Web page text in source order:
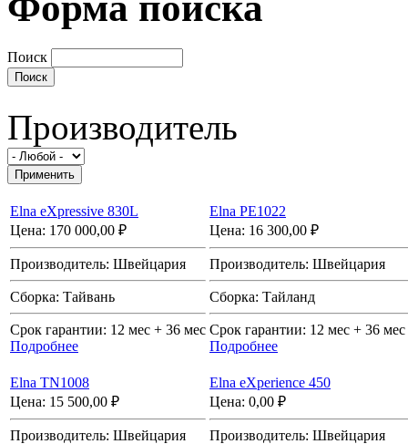
Поиск
Производитель
Elna eXpressive 830L
Цена: 170 000,00 ₽
Производитель: Швейцария
Сборка: Тайвань
Срок гарантии: 12 мес + 36 мес
Подробнее
Elna PE1022
Цена: 16 300,00 ₽
Производитель: Швейцария
Сборка: Тайланд
Срок гарантии: 12 мес + 36 мес
Подробнее
Elna TN1008
Цена: 15 500,00 ₽
Производитель: Швейцария
Elna eXperience 450
Цена: 0,00 ₽
Производитель: Швейцария